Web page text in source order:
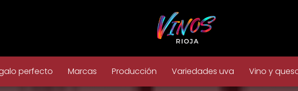
perfecto Marcas Producción Variedades uva Vino y